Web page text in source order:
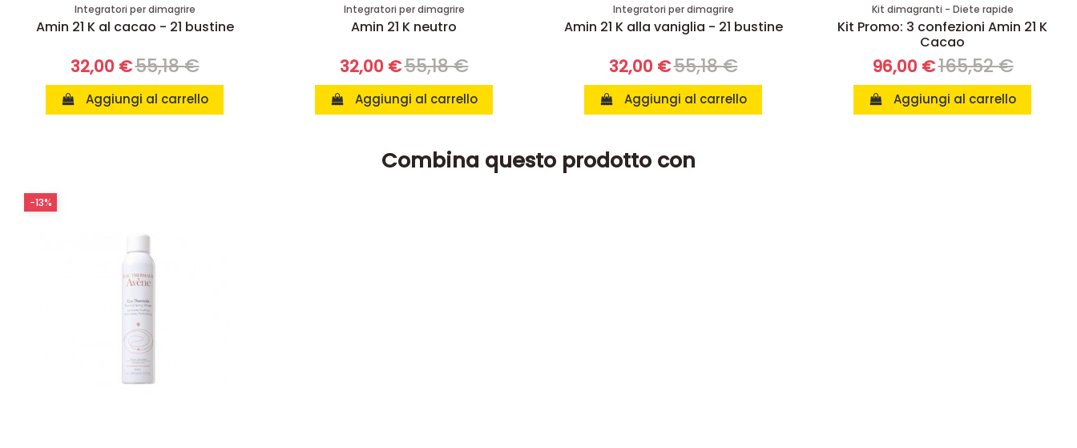
Integratori per dimagrire
Amin 21 K al cacao - 21 bustine
32,00 €55,18 €
Aggiungi al carrello
Integratori per dimagrire
Amin 21 K neutro
32,00 €55,18 €
Aggiungi al carrello
Integratori per dimagrire
Amin 21 K alla vaniglia - 21 bustine
32,00 €55,18 €
Aggiungi al carrello
Kit dimagranti - Diete rapide
Kit Promo: 3 confezioni Amin 21 K
Cacao
96,00 €165,52 €
Aggiungi al carrello
Combina questo prodotto con
-13%